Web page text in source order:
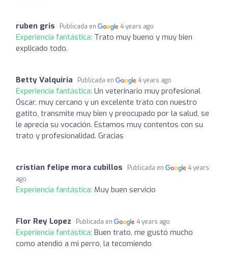
ruben gris Publicada en 4 years ago
Experiencia fantástica: Trato muy bueno y muy bien
explicado todo.
Betty Valquiria Publicada en 4 years ago
Experiencia fantástica: Un veterinario muy profesional
Óscar, muy cercano y un excelente trato con nuestro
gatito, transmite muy bien y preocupado por la salud, se
le aprecia su vocación. Estamos muy contentos con su
trato y profesionalidad. Gracias
cristian felipe mora cubillos Publicada en
4 years
ago
Experiencia fantástica: Muy buen servicio
Flor Rey Lopez Publicada en 4 years ago
Experiencia fantástica: Buen trato, me gustó mucho
como atendió a mi perro, la tecomiendo